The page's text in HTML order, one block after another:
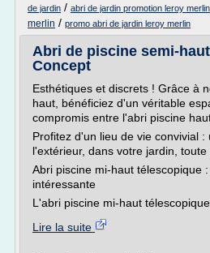
de jardin / abri de jardin promotion leroy merlin
merlin / promo abri de jardin leroy merlin
Abri de piscine semi-
Concept
Esthétiques et discrets ! Grâce à
haut, bénéficiez d'un véritable
compromis entre l'abri piscine
Profitez d'un lieu de vie convivial
l'extérieur, dans votre jardin, toute
Abri piscine mi-haut télescopique
intéressante
L'abri piscine mi-haut
Lire la suite